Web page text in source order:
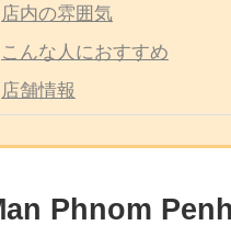
店内の雰囲気
こんな人におすすめ
店舗情報
Phnom